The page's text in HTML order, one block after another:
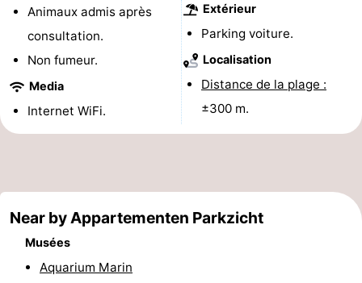
Kustpark
aan
-
Schoorlse
-
Last
minutes
Plages
Animaux admis après
consultation.
Non fumeur.
Media
Internet WiFi.
Extérieur
Parking voiture.
Localisation
Distance de la plage :
±300 m.
Near by Appartementen Parkzicht
Musées
Aquarium Marin